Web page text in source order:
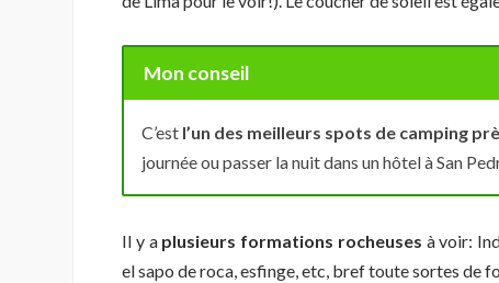
Mon conseil
C’est l’un des meilleurs spots de camping
journée ou passer la nuit dans un hôtel à San
Il y a plusieurs formations rocheuses à voir:
el sapo de roca, esfinge, etc, bref toute sortes de